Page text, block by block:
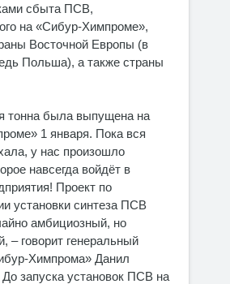
сбыта ПСВ,
на «Сибур-Химпроме»,
Восточной Европы (в
Польша), а также страны
тонна была выпущена на
1 января. Пока вся
у нас произошло
навсегда войдёт в
Проект по
установки синтеза ПСВ
амбициозный, но
– говорит генеральный
Химпрома» Данил
До запуска установок ПСВ на